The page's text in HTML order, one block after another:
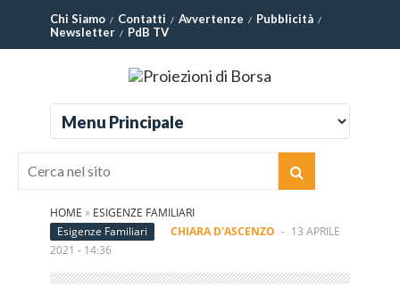
Chi Siamo Contatti Avvertenze
Pubblicità
Newsletter
PdB TV
HOME » ESIGENZE FAMILIARI
Esigenze Familiari
CHIARA D'ASCENZO - 13 APRILE
2021 - 14:36